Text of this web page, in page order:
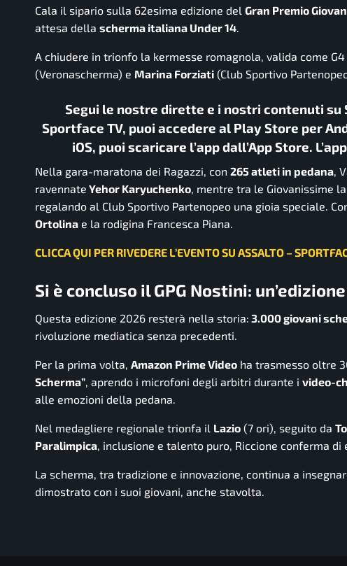
Cala il sipario sulla 62esima edizione del Gran Premio
attesa della scherma italiana Under 14
A chiudere in trionfo la kermesse romagnola, valida come
(Veronascherma) e Marina Forziati (Club Sportivo
Segui le nostre dirette e i nostri contenuti su
Sportface TV, puoi accedere al Play Store per
iOS, puoi scaricare l’app dall’App Store.
Nella gara-maratona dei Ragazzi, con 265 atleti in pedana,
ravennate Yehor Karyuchenko, mentre tra le Giovanissime
regalando al Club Sportivo Partenopeo una gioia speciale.
Ortolina e la rodigina Francesca Piana.
CLICCA QUI PER RIVEDERE L’EVENTO SU ASSALTO –
Si è concluso il GPG Nostini:
Questa edizione 2026 resterà nella storia: 3.000 giovani
rivoluzione mediatica senza precedenti.
Per la prima volta, Amazon Prime Video ha trasmesso oltre
Scherma”, aprendo i microfoni degli arbitri durante i video-
alle emozioni della pedana.
Nel medagliere regionale trionfa il Lazio (7 ori), seguito da
Paralimpica, inclusione e talento puro, Riccione conferma di
La scherma, tra tradizione e innovazione, continua a
dimostrato con i suoi giovani, anche stavolta.